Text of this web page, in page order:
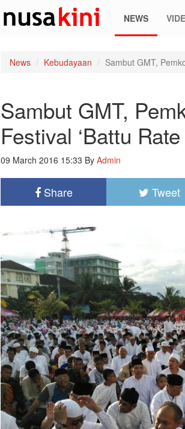
NEWS
News Kebudayaan Sambut GMT,
Sambut GMT,
Festival ‘Battu
09 March 2016 15:33 By Admin
Share Tweet